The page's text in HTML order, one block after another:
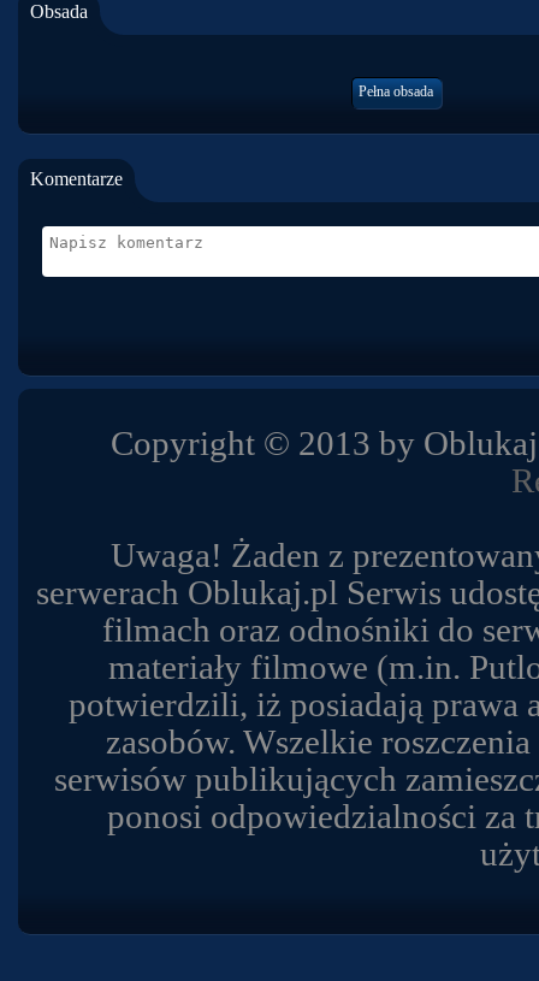
Obsada
Pełna obsada
Komentarze
Copyright © 2013 by
Uwaga! Żaden z
serwerach Oblukaj.pl Serwis
filmach oraz odnośniki do
materiały filmowe (m.in.
potwierdzili, iż posiadają prawa
zasobów. Wszelkie
serwisów publikujących
ponosi odpowiedzialności za